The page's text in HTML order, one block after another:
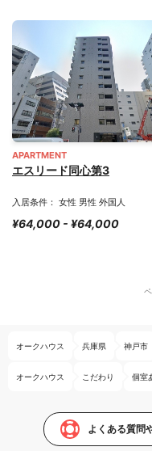
APARTMENT
エスリード同心第3
入居条件： 女性 男性 外国人
¥64,000 - ¥64,000
オークハウス 兵庫県 神戸市
オークハウス こだわり 個室
よくある質問